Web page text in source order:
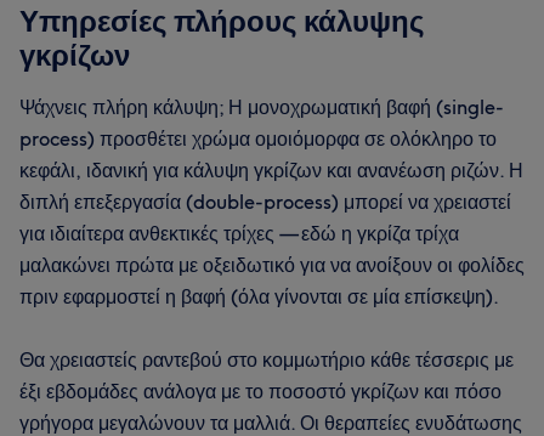
Υπηρεσίες πλήρους κάλυψης
γκρίζων
Ψάχνεις πλήρη κάλυψη; Η μονοχρωματική βαφή (single-
process) προσθέτει χρώμα ομοιόμορφα σε ολόκληρο το
κεφάλι, ιδανική για κάλυψη γκρίζων και ανανέωση ριζών. Η
διπλή επεξεργασία (double-process) μπορεί να χρειαστεί
για ιδιαίτερα ανθεκτικές τρίχες — εδώ η γκρίζα τρίχα
μαλακώνει πρώτα με οξειδωτικό για να ανοίξουν οι φολίδες
πριν εφαρμοστεί η βαφή (όλα γίνονται σε μία επίσκεψη).
Θα χρειαστείς ραντεβού στο κομμωτήριο κάθε τέσσερις με
έξι εβδομάδες ανάλογα με το ποσοστό γκρίζων και πόσο
γρήγορα μεγαλώνουν τα μαλλιά. Οι θεραπείες ενυδάτωσης